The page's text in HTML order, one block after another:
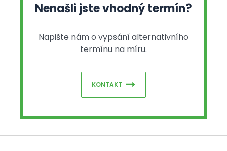
Nenašli jste vhodný termín?
Napište nám o vypsání alternativního
termínu na míru.
KONTAKT